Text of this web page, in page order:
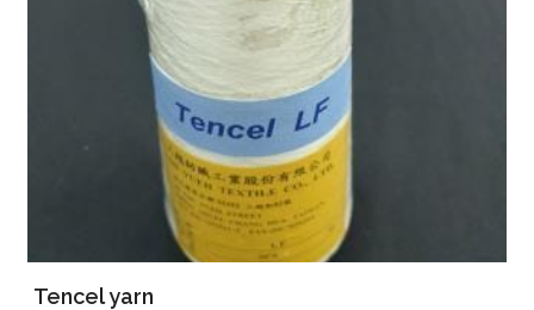
Tencel yarn